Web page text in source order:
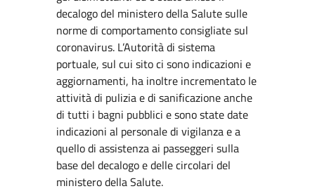
decalogo del ministero della Salute sulle
norme di comportamento consigliate sul
coronavirus. L’Autorità di sistema
portuale, sul cui sito ci sono indicazioni e
aggiornamenti, ha inoltre incrementato le
attività di pulizia e di sanificazione anche
di tutti i bagni pubblici e sono state date
indicazioni al personale di vigilanza e a
quello di assistenza ai passeggeri sulla
base del decalogo e delle circolari del
ministero della Salute.